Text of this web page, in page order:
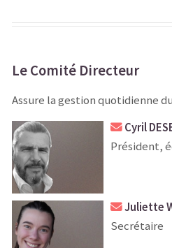
Le Comité Directeur
Assure la gestion quotidienne
Cyril
Président,
Juliette
Secrétaire